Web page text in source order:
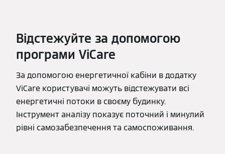
Відстежуйте за допомогою
програми ViCare
За допомогою енергетичної кабіни в додатку
ViCare користувачі можуть відстежувати всі
енергетичні потоки в своєму будинку.
Інструмент аналізу показує поточний і минулий
рівні самозабезпечення та самоспоживання.